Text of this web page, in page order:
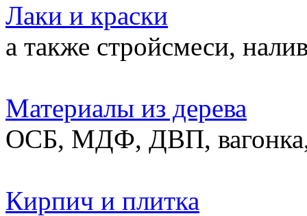
Лаки и краски
а также стройсмеси,
Материалы из дерева
ОСБ, МДФ, ДВП,
Кирпич и плитка